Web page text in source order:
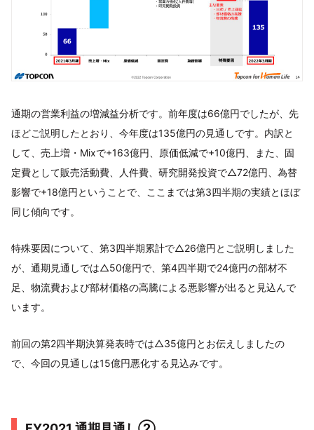
通期の営業利益の増減益分析です。前年度は66億円でしたが、先
ほどご説明したとおり、今年度は135億円の見通しです。内訳と
して、売上増・Mixで+163億円、原価低減で+10億円、また、固
定費として販売活動費、人件費、研究開発投資で△72億円、為替
影響で+18億円ということで、ここまでは第3四半期の実績とほぼ
同じ傾向です。
特殊要因について、第3四半期累計で△26億円とご説明しました
が、通期見通しでは△50億円で、第4四半期で24億円の部材不
足、物流費および部材価格の高騰による悪影響が出ると見込んで
います。
前回の第2四半期決算発表時では△35億円とお伝えしましたの
で、今回の見通しは15億円悪化する見込みです。